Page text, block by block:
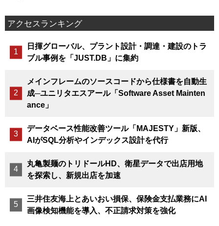
アクセスランキング
日揮グローバル、プラント設計・調達・建設のトラ
ブル事例を「JUST.DB」に集約
メインフレームのソースコードから仕様書を自動生
成─ユニリタエスアール「Software Asset Mainten
ance」
データベース性能改善ツール「MAJESTY」新版、
AIがSQL分析やインデックス設計を代行
丸亀製麺のトリドールHD、衛星データで出店用地
を探索し、新規出店を加速
三井住友海上とあいおい損保、保険金支払業務にAI
画像検知機能を導入、不正請求対策を強化